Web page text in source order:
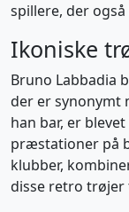
spillere, der
Ikoniske
Bruno Labbadia
der er synonymt
han bar, er
præstationer på
klubber,
disse retro trøjer